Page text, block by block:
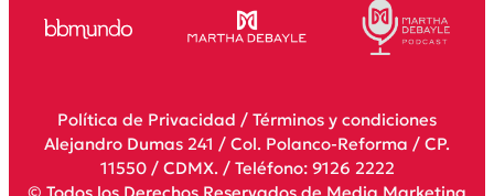
Política de Privacidad / Términos y condiciones
Alejandro Dumas 241 / Col. Polanco-Reforma / CP.
11550 / CDMX. / Teléfono: 9126 2222
© Todos los Derechos Reservados de Media Marketing